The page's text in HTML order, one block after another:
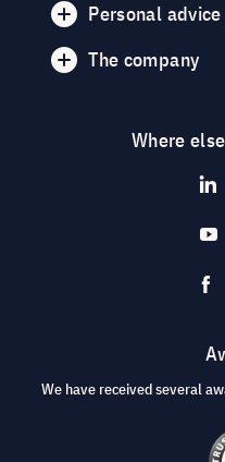
Personal advice
The company
Where
We have received several